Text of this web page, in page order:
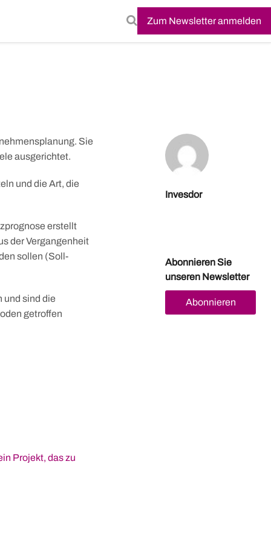
Zum Newsletter anmelden
Sie
ausgerichtet.
und die Art, die
erstellt
der Vergangenheit
sollen (Soll-
und sind die
getroffen
Projekt, das zu
Invesdor
Abonnieren Sie
unseren Newsletter
Abonnieren